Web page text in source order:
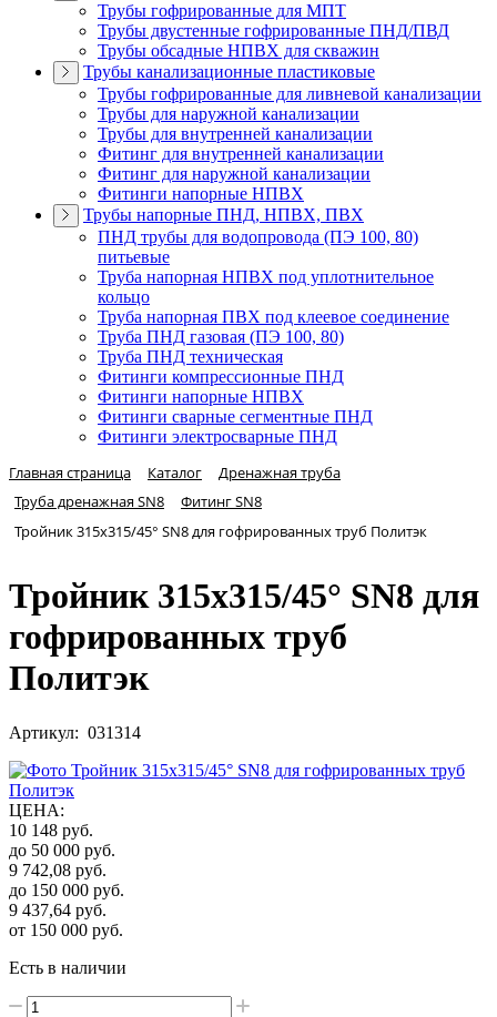
Трубы гофрированные для МПТ
Трубы двустенные гофрированные ПНД/ПВД
Трубы обсадные НПВХ для скважин
Трубы канализационные пластиковые
Трубы гофрированные для ливневой канализации
Трубы для наружной канализации
Трубы для внутренней канализации
Фитинг для внутренней канализации
Фитинг для наружной канализации
Фитинги напорные НПВХ
Трубы напорные ПНД, НПВХ, ПВХ
ПНД трубы для водопровода (ПЭ 100, 80)
питьевые
Труба напорная НПВХ под уплотнительное
кольцо
Труба напорная ПВХ под клеевое соединение
Труба ПНД газовая (ПЭ 100, 80)
Труба ПНД техническая
Фитинги компрессионные ПНД
Фитинги напорные НПВХ
Фитинги сварные сегментные ПНД
Фитинги электросварные ПНД
Главная страница Каталог
Дренажная труба
Труба дренажная SN8
Фитинг SN8
Тройник 315х315/45° SN8 для гофрированных труб Политэк
Тройник 315х315/45° SN8 для
гофрированных труб
Политэк
Артикул: 031314
ЦЕНА:
10 148 руб.
до 50 000 руб.
9 742,08 руб.
до 150 000 руб.
9 437,64 руб.
от 150 000 руб.
Есть в наличии